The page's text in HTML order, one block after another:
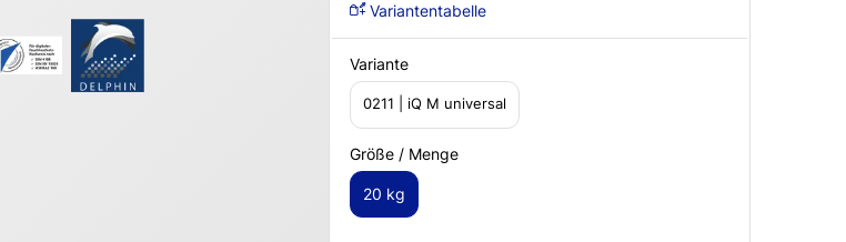
Variantentabelle
Variante
0211 | iQ M universal
Größe / Menge
20 kg